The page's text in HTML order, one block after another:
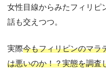
女性目線からみたフィリピ
話も交えつつ。
実際今もフィリピンのマラ
は悪いのか！？実態を調査